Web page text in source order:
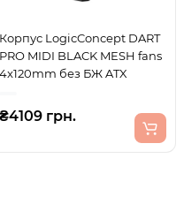
Корпус LogicConcept DART
PRO MIDI BLACK MESH fans
4x120mm без БЖ ATX
₴4109 грн.